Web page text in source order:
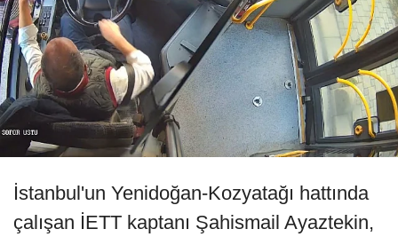
İstanbul'un Yenidoğan-Kozyatağı hattında
çalışan İETT kaptanı Şahismail Ayaztekin,